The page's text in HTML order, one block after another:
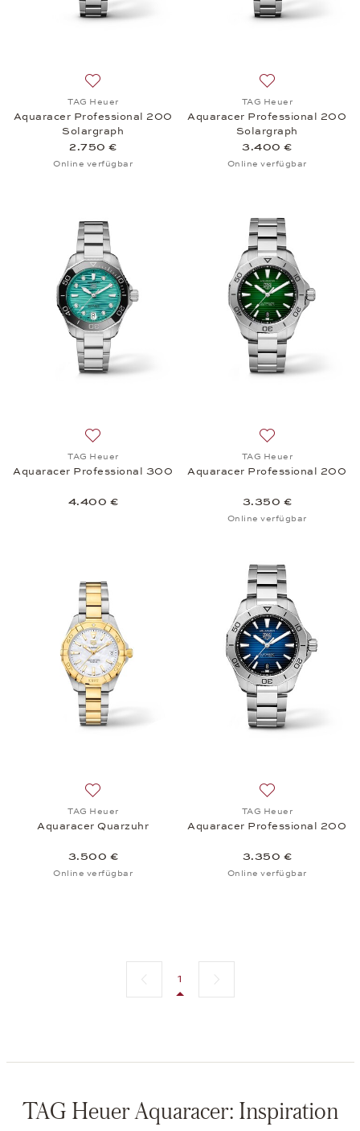
TAG Heuer
Aquaracer Professional 200
Solargraph
2.750 €
Online verfügbar
TAG Heuer
Aquaracer Professional 200
Solargraph
3.400 €
Online verfügbar
TAG Heuer
Aquaracer Professional 300
4.400 €
TAG Heuer
Aquaracer Professional 200
3.350 €
Online verfügbar
TAG Heuer
Aquaracer Quarzuhr
3.500 €
Online verfügbar
TAG Heuer
Aquaracer Professional 200
3.350 €
Online verfügbar
Vorherige Seite
1
TAG Heuer Aquaracer: Inspiration